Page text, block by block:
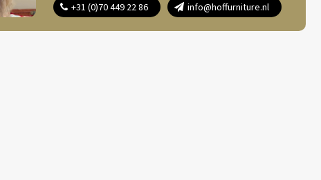
+31 (0)70 449 22 86 info@hoffurniture.nl